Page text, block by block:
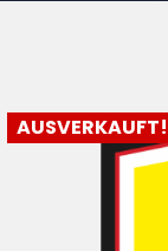
AUSVERKAUFT!